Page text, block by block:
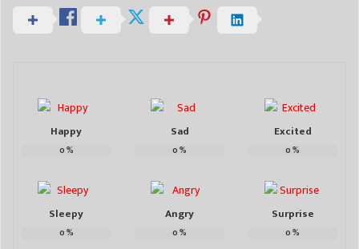
Happy
0%
Sad
0%
Excited
0%
Sleepy
0%
Angry
0%
Surprise
0%